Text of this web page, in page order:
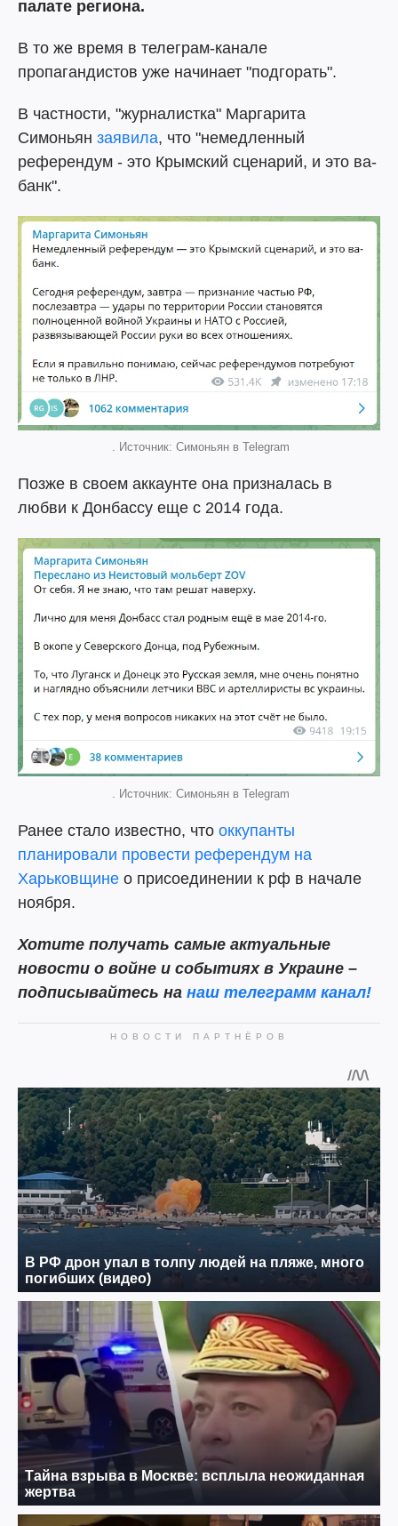
палате региона.
В то же время в телеграм-канале
пропагандистов уже начинает "подгорать".
В частности, "журналистка" Маргарита
Симоньян заявила, что "немедленный
референдум - это Крымский сценарий, и это ва-
банк".
. Источник: Симоньян в Telegram
Позже в своем аккаунте она призналась в
любви к Донбассу еще с 2014 года.
. Источник: Симоньян в Telegram
Ранее стало известно, что оккупанты
планировали провести референдум на
Харьковщине о присоединении к рф в начале
ноября.
Хотите получать самые актуальные
новости о войне и событиях в Украине –
подписывайтесь на наш телеграмм канал!